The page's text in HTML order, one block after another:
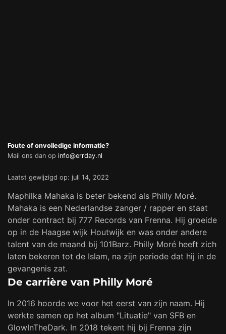
Foute of onvolledige informatie?
Mail ons dan op info@errday.nl
Laatst gewijzigd op: juli 14, 2022
Maphilka Mahaka is beter bekend als Philly Moré.
Mahaka is een Nederlandse zanger / rapper en staat
onder contract bij 777 Records van Frenna. Hij groeide
op in de Haagse wijk Houtwijk en was onder andere
talent van de maand bij 101Barz. Philly Moré heeft zich
laten bekeren tot de Islam, na zijn periode dat hij in de
gevangenis zat.
De carrière van Philly Moré
In 2016 hoorde we voor het eerst van zijn naam. Hij
werkte samen op het album "Lituatie" van SFB en
GlowInTheDark. In 2018 tekent hij bij Frenna zijn